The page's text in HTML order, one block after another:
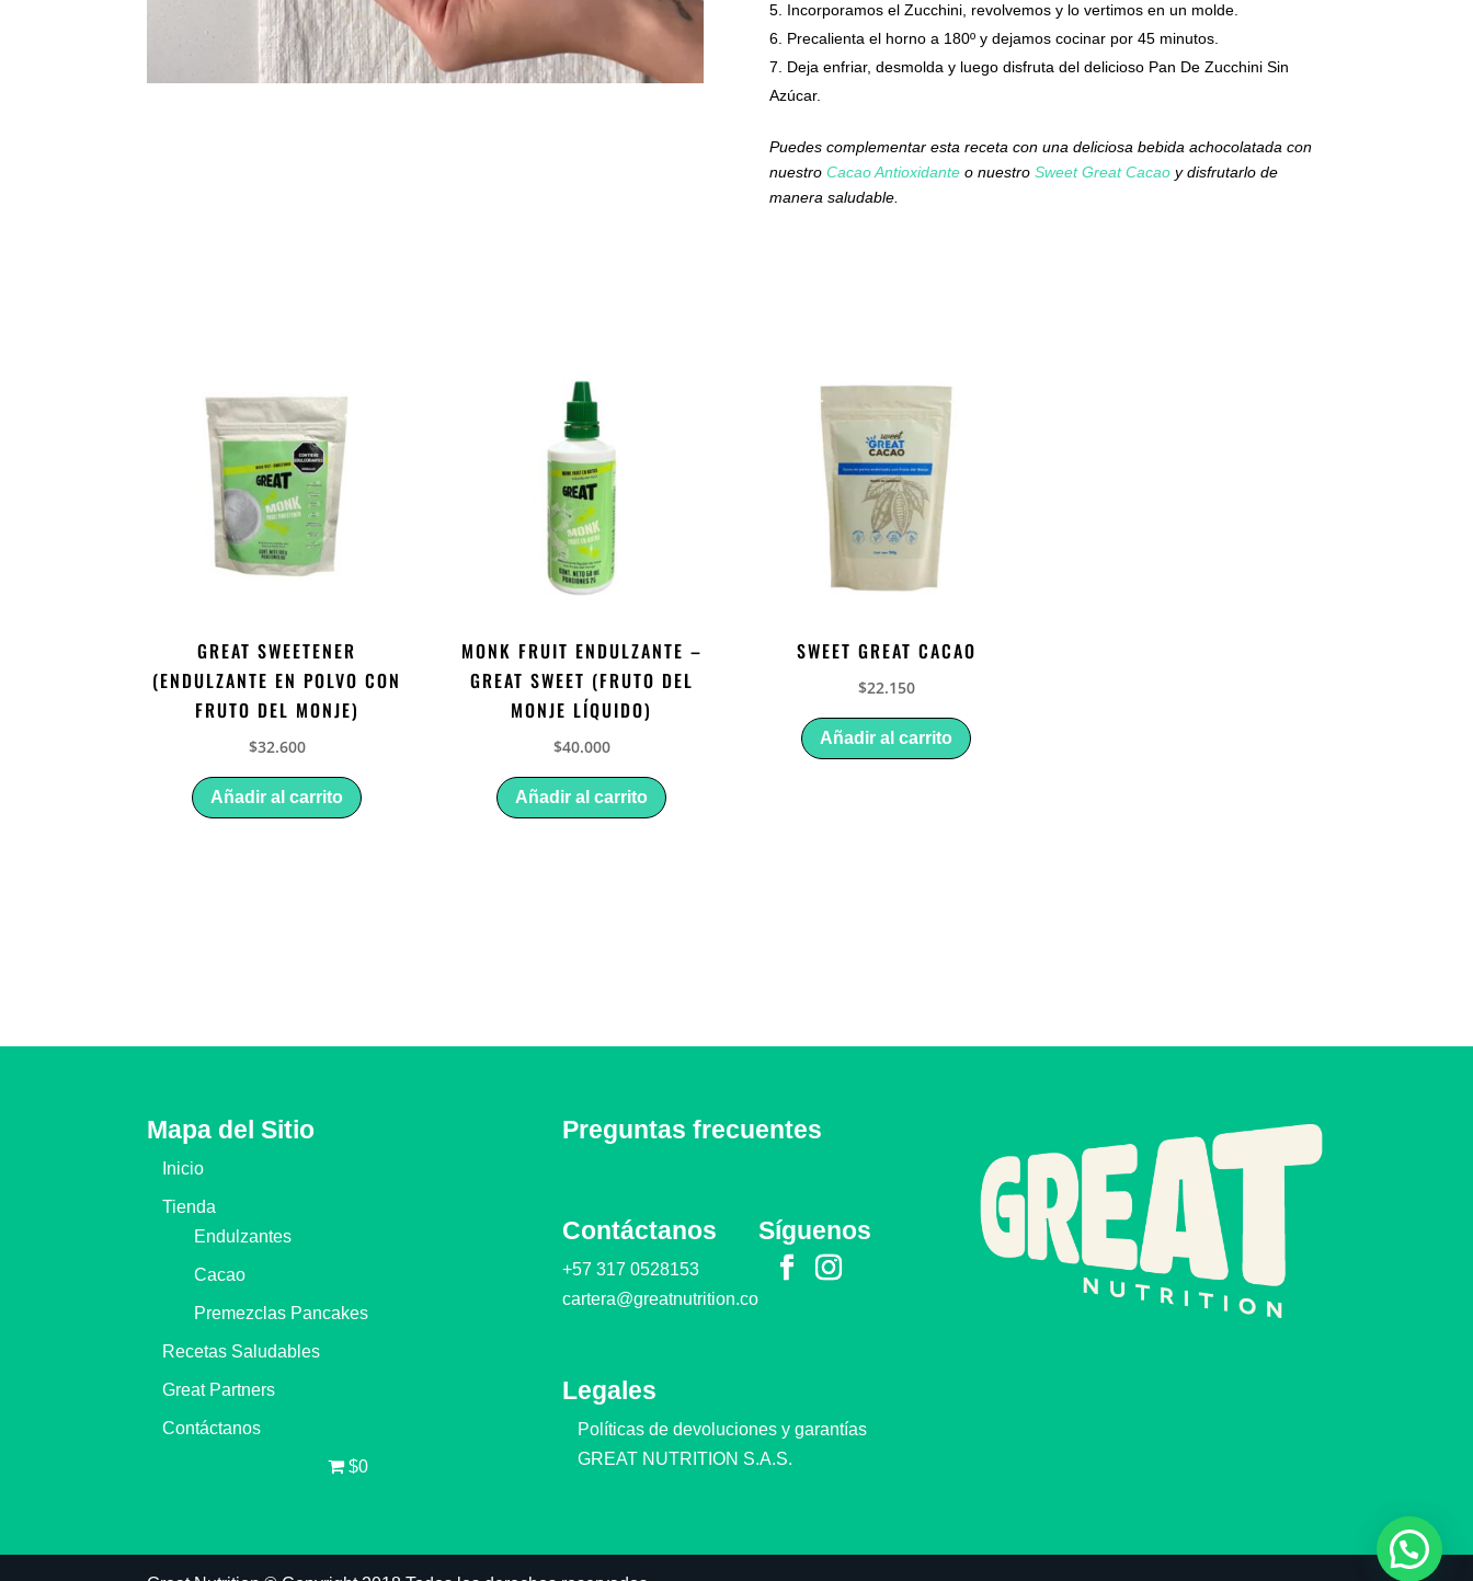
Incorporamos el Zucchini, revolvemos y lo vertimos en un molde.
Precalienta el horno a 180º y dejamos cocinar por 45 minutos.
Deja enfriar, desmolda y luego disfruta del delicioso Pan De Zucchini Sin
Azúcar.
Puedes complementar esta receta con una deliciosa bebida achocolatada con
nuestro Cacao Antioxidanteo nuestro Sweet Great Cacaoy disfrutarlo de
manera saludable.
GREAT SWEETENER
(ENDULZANTE EN POLVO CON
FRUTO DEL MONJE)
$32.600
Añadir al carrito
MONK FRUIT ENDULZANTE –
GREAT SWEET (FRUTO DEL
MONJE LÍQUIDO)
$40.000
Añadir al carrito
SWEET GREAT CACAO
$22.150
Añadir al carrito
Mapa del Sitio
Inicio
Tienda
Endulzantes
Cacao
Premezclas Pancakes
Recetas Saludables
Great Partners
Contáctanos
$0
Preguntas frecuentes
Contáctanos
+57 317 0528153
cartera@greatnutrition.co
Síguenos
Legales
Políticas de devoluciones y garantías
GREAT NUTRITION S.A.S.